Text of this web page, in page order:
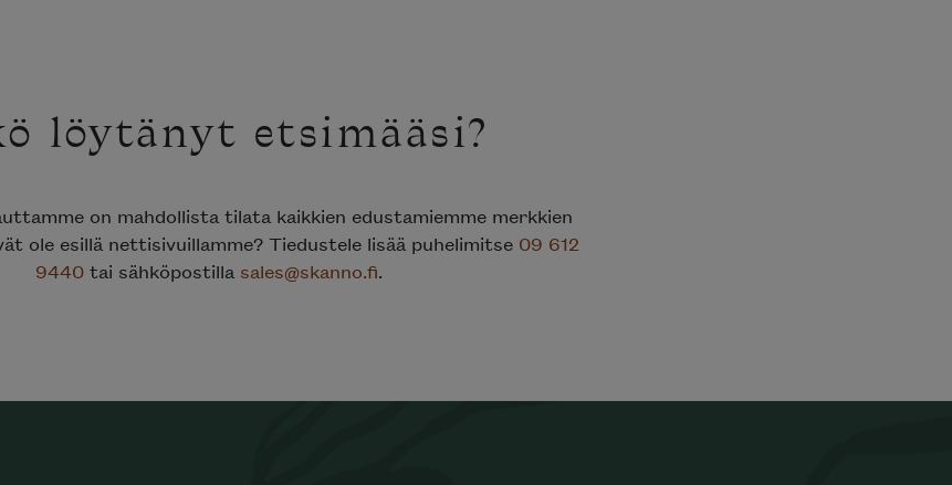
löytänyt etsimääsi?
on mahdollista tilata kaikkien edustamiemme merkkien
ole esillä nettisivuillamme? Tiedustele lisää puhelimitse 09 612
9440 tai sähköpostilla sales@skanno.fi.